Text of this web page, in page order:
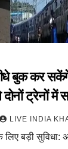
बुक कर
ट्रेनों में
LIVE INDIA
लिए बड़ी